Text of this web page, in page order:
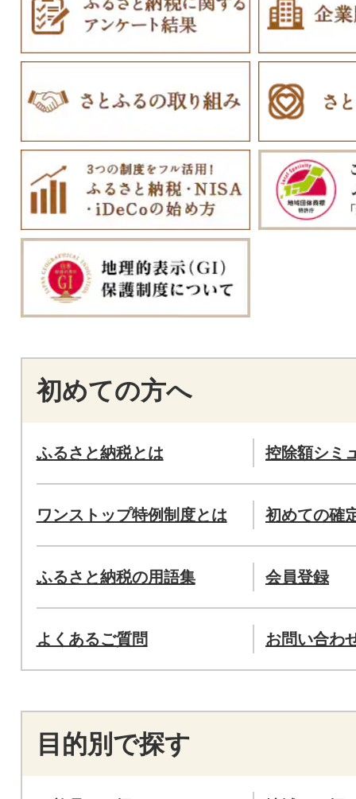
初めての方へ
ふるさと納税とは 控除額シミ
ワンストップ特例制度とは 初めての確
ふるさと納税の用語集 会員登録
よくあるご質問 お問い合わ
目的別で探す